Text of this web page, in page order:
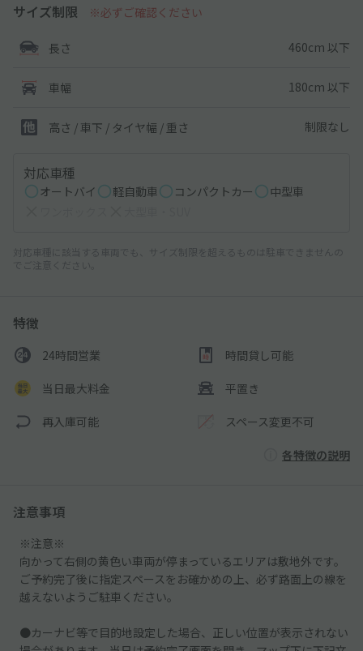
サイズ制限 ※必ずご確認ください
長さ 460cm 以下
車幅 180cm 以下
高さ / 車下 / タイヤ幅 / 重さ 制限なし
対応車種
オートバイ 軽自動車 コンパクトカー
中型車
対応車種に該当する車両でも、サイズ制限を超えるものは駐車できませんの
でご注意ください。
特徴
24時間営業 時間貸し可能
当日最大料金 平置き
再入庫可能 スペース変更不可
各特徴の説明
注意事項
※注意※
向かって右側の黄色い車両が停まっているエリアは敷地外です。
ご予約完了後に指定スペースをお確かめの上、必ず路面上の線を
越えないようご駐車ください。
●カーナビ等で目的地設定した場合、正しい位置が表示されない